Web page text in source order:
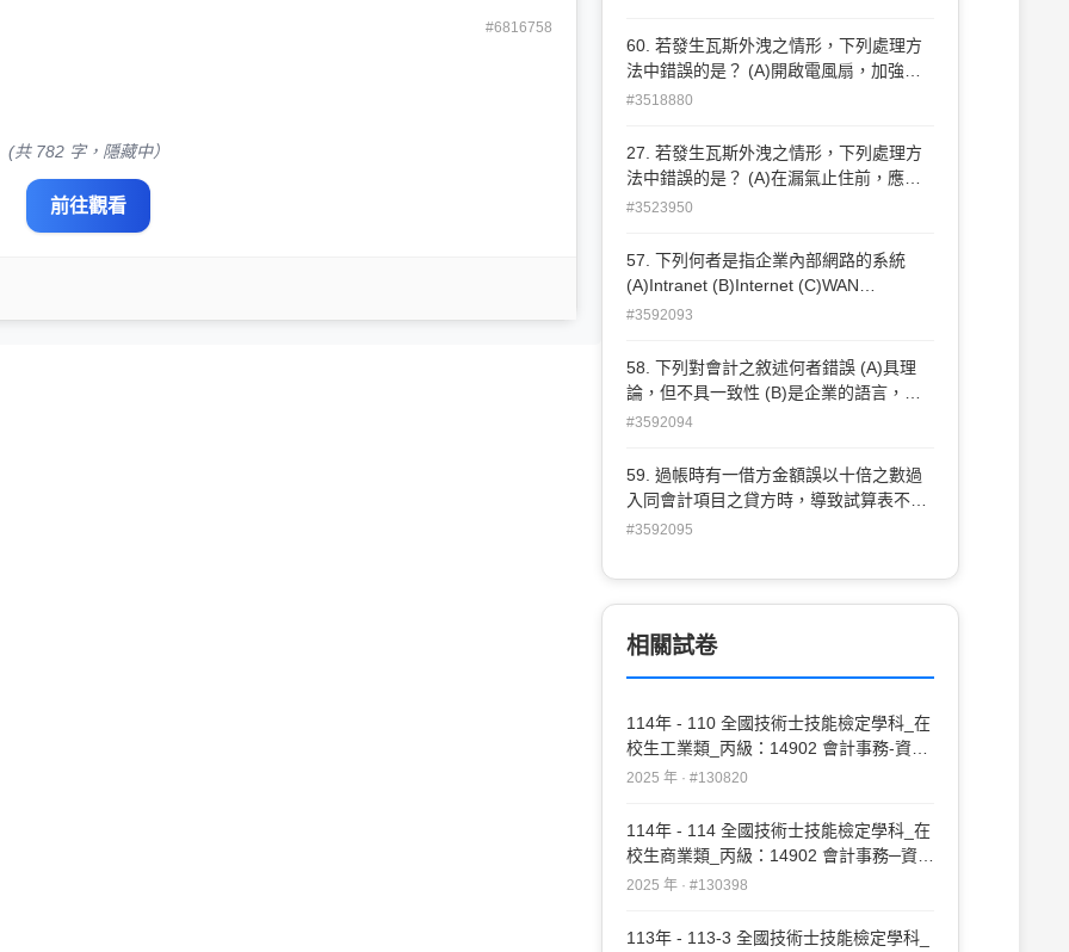
#6816758
(共 782 字，隱藏中）
前往觀看
緩慢地打開門窗，讓瓦斯自然飄散。
60. 若發生瓦斯外洩之情形，下列處理方
法中錯誤的是？ (A)開啟電風扇，加強空
氣流動 (B)在漏氣止住前，應保持警戒，
開關 (D)緩慢地打開門窗，讓瓦斯自 然飄
散
#3518880
27. 若發生瓦斯外洩之情形，下列處理方
法中錯誤的是？ (A)在漏氣止住前，應保
持警戒，嚴禁煙火 (B)應先關閉瓦斯爐或
斯自然飄散 (D)開啟電風扇，加強空氣流
動。
#3523950
57. 下列何者是指企業內部網路的系統
(A)Intranet (B)Internet (C)WAN
(D)Extranet
#3592093
58. 下列對會計之敘述何者錯誤 (A)具理
論，但不具一致性 (B)是企業的語言，並
將資料予以數量化 (C)是企業經營的一種
事經濟性的決策
#3592094
59. 過帳時有一借方金額誤以十倍之數過
入同會計項目之貸方時，導致試算表不能
平衡，其貸方大於借方之數 (A)可以用 9
錯誤金額 (C)可以用 11 除盡求得錯誤金額
(D)可以用 7 除盡求得錯誤金額
#3592095
相關試卷
114年 - 110 全國技術士技能檢定學科_在
校生工業類_丙級：14902 會計事務-資訊
#130820
2025 年 · #130820
114年 - 114 全國技術士技能檢定學科_在
校生商業類_丙級：14902 會計事務─資訊
#130398
2025 年 · #130398
113年 - 113-3 全國技術士技能檢定學科_